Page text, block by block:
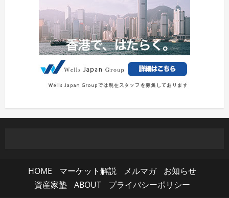
HOME マーケット解説 メルマガ
お知らせ
資産家塾
ABOUT プライバシーポリシー